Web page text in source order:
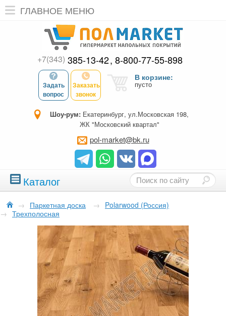
ГЛАВНОЕ МЕНЮ
+7(343) 385-13-42 8-800-77-55-898
Задать
вопрос
Заказать
звонок
В корзине:
пусто
Шоу-рум: Екатеринбург, ул.Московская 198,
ЖК "Московский квартал"
pol-market@bk.ru
Каталог
→ Паркетная доска → Polarwood (Россия)
→ Трехполосная